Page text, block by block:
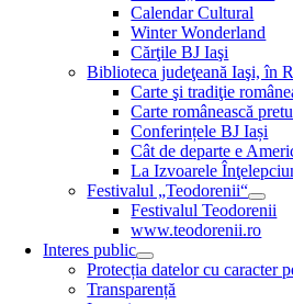
Calendar Cultural
Winter Wonderland
Cărţile BJ Iaşi
Biblioteca judeţeană Iaşi, în
Carte şi tradiţie
Carte românească
Conferințele BJ Iași
Cât de departe e
La Izvoarele
Festivalul „Teodorenii“
Festivalul Teodorenii
www.teodorenii.ro
Interes public
Protecția datelor cu caracter
Transparență